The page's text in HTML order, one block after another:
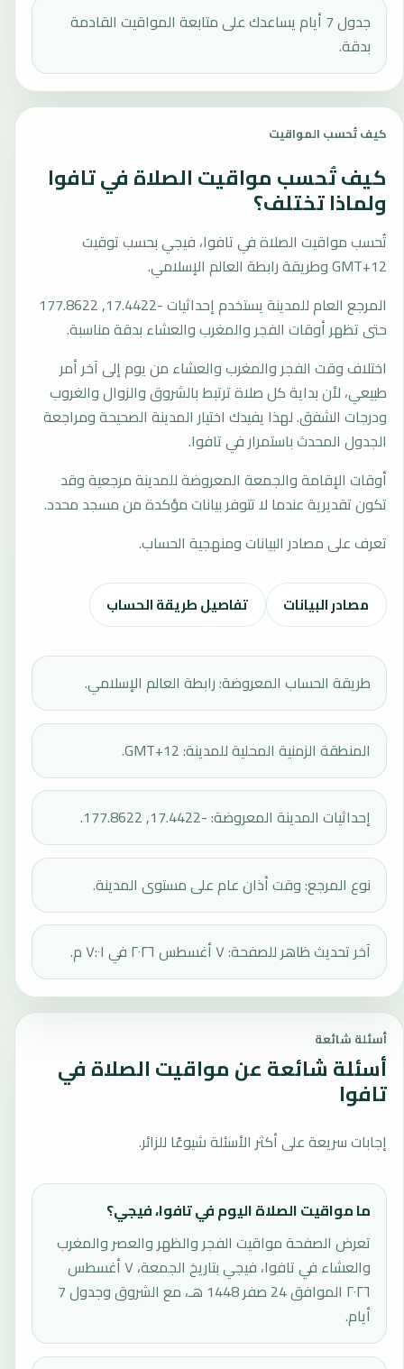
جدول 7 أيام يساعدك على متابعة المواقيت القادمة
بدقة.
كيف تُحسب المواقيت
كيف تُحسب مواقيت الصلاة في تافوا
ولماذا تختلف؟
تُحسب مواقيت الصلاة في تافوا، فيجي بحسب توقيت
GMT+12 وطريقة رابطة العالم الإسلامي.
المرجع العام للمدينة يستخدم إحداثيات -17.4422, 177.8622
حتى تظهر أوقات الفجر والمغرب والعشاء بدقة مناسبة.
اختلاف وقت الفجر والمغرب والعشاء من يوم إلى آخر أمر
طبيعي، لأن بداية كل صلاة ترتبط بالشروق والزوال والغروب
ودرجات الشفق. لهذا يفيدك اختيار المدينة الصحيحة ومراجعة
الجدول المحدث باستمرار في تافوا.
أوقات الإقامة والجمعة المعروضة للمدينة مرجعية وقد
تكون تقديرية عندما لا تتوفر بيانات مؤكدة من مسجد محدد.
تعرف على مصادر البيانات ومنهجية الحساب.
مصادر البيانات تفاصيل طريقة الحساب
طريقة الحساب المعروضة: رابطة العالم الإسلامي.
المنطقة الزمنية المحلية للمدينة: GMT+12.
إحداثيات المدينة المعروضة: -17.4422, 177.8622.
نوع المرجع: وقت أذان عام على مستوى المدينة.
آخر تحديث ظاهر للصفحة: ٧ أغسطس ٢٠٢٦ في ٧:٠١ م.
أسئلة شائعة
أسئلة شائعة عن مواقيت الصلاة في
تافوا
إجابات سريعة على أكثر الأسئلة شيوعًا للزائر.
ما مواقيت الصلاة اليوم في تافوا، فيجي؟
تعرض الصفحة مواقيت الفجر والظهر والعصر والمغرب
والعشاء في تافوا، فيجي بتاريخ الجمعة، ٧ أغسطس
٢٠٢٦ الموافق 24 صفر 1448 هـ، مع الشروق وجدول 7
أيام.